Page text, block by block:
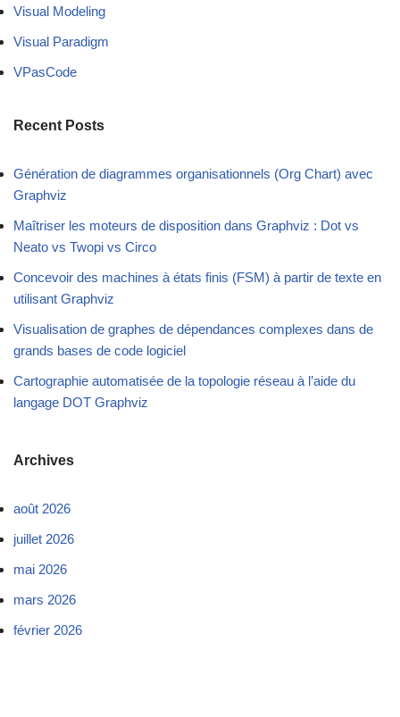
Visual Modeling
Visual Paradigm
VPasCode
Recent Posts
Génération de diagrammes organisationnels (Org Chart) avec
Graphviz
Maîtriser les moteurs de disposition dans Graphviz : Dot vs
Neato vs Twopi vs Circo
Concevoir des machines à états finis (FSM) à partir de texte en
utilisant Graphviz
Visualisation de graphes de dépendances complexes dans de
grands bases de code logiciel
Cartographie automatisée de la topologie réseau à l’aide du
langage DOT Graphviz
Archives
août 2026
juillet 2026
mai 2026
mars 2026
février 2026